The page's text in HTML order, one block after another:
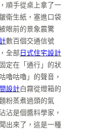
順手從桌上拿了一
衛生紙，塞進口袋
眼前的景象震驚
數百個交通信號
全部 日式住宅設計
定在「通行」的狀
嚕咕嚕」的聲音，
設計白霧從燈箱的
粉蒸煮過頭的氣
沾是個醬料學家，
出來了，這是一種